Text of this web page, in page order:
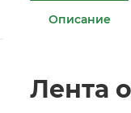
Описание
Лента